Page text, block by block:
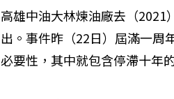
高雄中油大林煉油廠去（2021
出。事件昨（22日）屆滿一周
必要性，其中就包含停滯十年